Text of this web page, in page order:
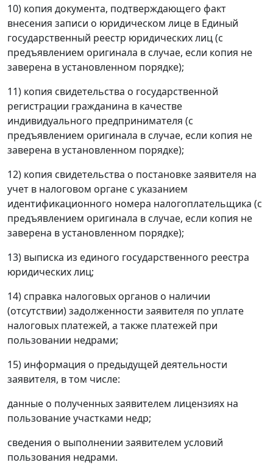
10) копия документа, подтверждающего факт
внесения записи о юридическом лице в Единый
государственный реестр юридических лиц (с
предъявлением оригинала в случае, если копия не
заверена в установленном порядке);
11) копия свидетельства о государственной
регистрации гражданина в качестве
индивидуального предпринимателя (с
предъявлением оригинала в случае, если копия не
заверена в установленном порядке);
12) копия свидетельства о постановке заявителя на
учет в налоговом органе с указанием
идентификационного номера налогоплательщика (с
предъявлением оригинала в случае, если копия не
заверена в установленном порядке);
13) выписка из единого государственного реестра
юридических лиц;
14) справка налоговых органов о наличии
(отсутствии) задолженности заявителя по уплате
налоговых платежей, а также платежей при
пользовании недрами;
15) информация о предыдущей деятельности
заявителя, в том числе:
данные о полученных заявителем лицензиях на
пользование участками недр;
сведения о выполнении заявителем условий
пользования недрами.